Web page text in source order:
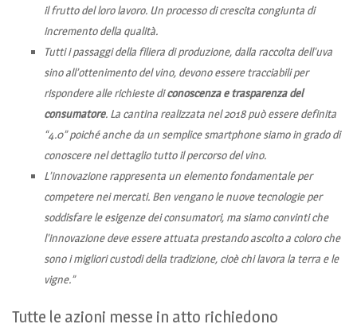
il frutto del loro lavoro. Un processo di crescita congiunta di
incremento della qualità.
Tutti i passaggi della filiera di produzione, dalla raccolta dell’uva
sino all’ottenimento del vino, devono essere tracciabili per
rispondere alle richieste diconoscenza e trasparenza del
consumatore. La cantina realizzata nel 2018 può essere definita
“4.0” poiché anche da un semplice smartphone siamo in grado di
conoscere nel dettaglio tutto il percorso del vino.
L’innovazione rappresenta un elemento fondamentale per
competere nei mercati. Ben vengano le nuove tecnologie per
soddisfare le esigenze dei consumatori, ma siamo convinti che
l’innovazione deve essere attuata prestando ascolto a coloro che
sono i migliori custodi della tradizione, cioè chi lavora la terra e le
vigne.”
Tutte le azioni messe in atto richiedono